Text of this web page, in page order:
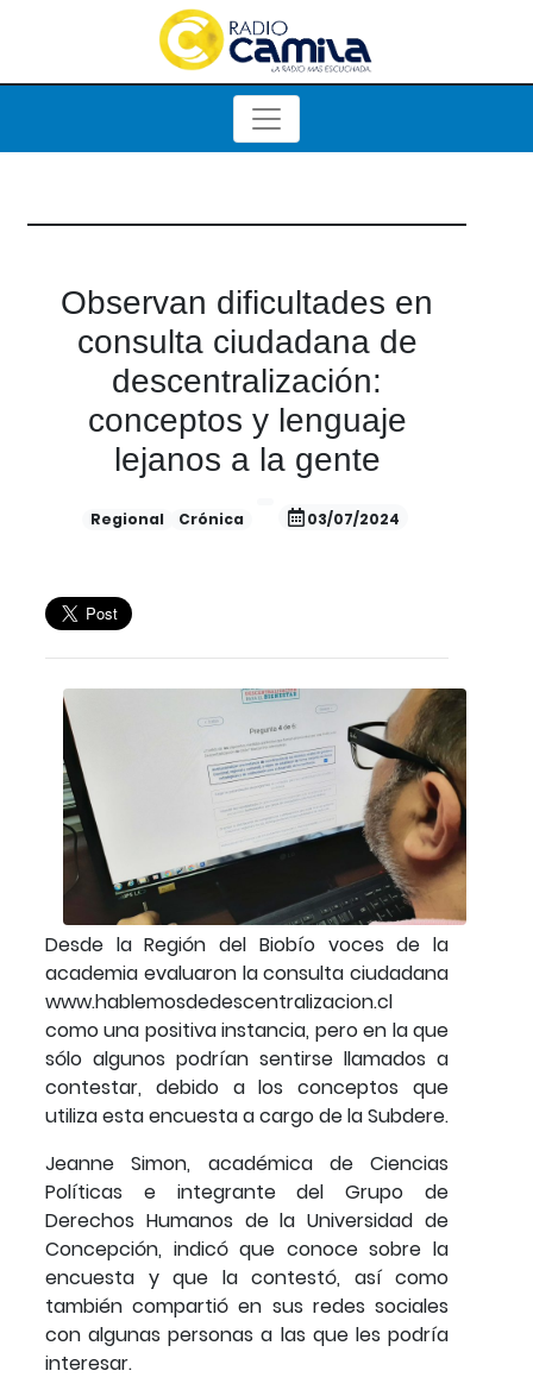
Observan dificultades en
consulta ciudadana de
descentralización:
conceptos y lenguaje
lejanos a la gente
Regional Crónica 03/07/2024
Desde la Región del Biobío voces de la
academia evaluaron la consulta ciudadana
www.hablemosdedescentralizacion.cl
como una positiva instancia, pero en la que
sólo algunos podrían sentirse llamados a
contestar, debido a los conceptos que
utiliza esta encuesta a cargo de la Subdere.
Jeanne Simon, académica de Ciencias
Políticas e integrante del Grupo de
Derechos Humanos de la Universidad de
Concepción, indicó que conoce sobre la
encuesta y que la contestó, así como
también compartió en sus redes sociales
con algunas personas a las que les podría
interesar.